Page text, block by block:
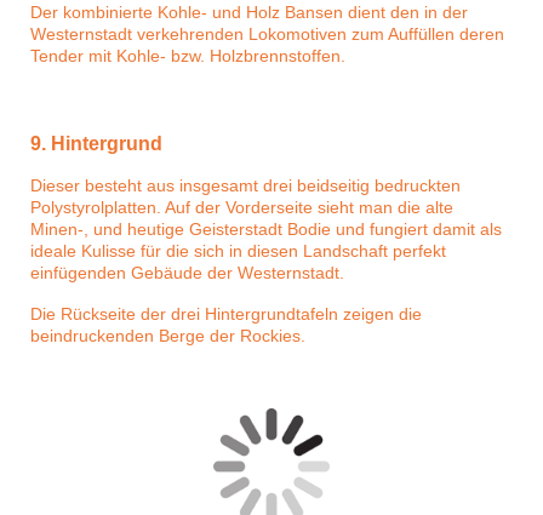
Der kombinierte Kohle- und Holz Bansen dient den in der
Westernstadt verkehrenden Lokomotiven zum Auffüllen deren
Tender mit Kohle- bzw. Holzbrennstoffen.
9. Hintergrund
Dieser besteht aus insgesamt drei beidseitig bedruckten
Polystyrolplatten. Auf der Vorderseite sieht man die alte
Minen-, und heutige Geisterstadt Bodie und fungiert damit als
ideale Kulisse für die sich in diesen Landschaft perfekt
einfügenden Gebäude der Westernstadt.
Die Rückseite der drei Hintergrundtafeln zeigen die
beindruckenden Berge der Rockies.